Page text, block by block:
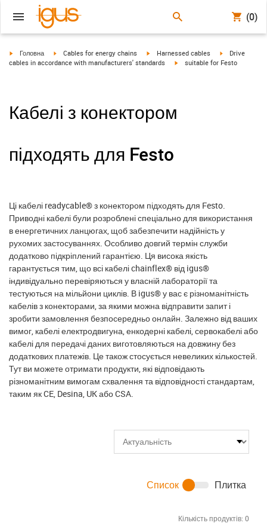
(0)
igus-icon-arrow-right
Головна igus-icon-arrow-right
Cables for energy chains igus-icon-arrow-right
Harnessed cables igus-icon-
Drive
cables in accordance with manufacturers' standards
igus-icon-arrow-right
suitable for Festo
Кабелі з конектором
підходять для Festo
Ці кабелі readycable® з конектором підходять для Festo.
Приводні кабелі були розроблені спеціально для використання
в енергетичних ланцюгах, щоб забезпечити надійність у
рухомих застосуваннях. Особливо довгий термін служби
додатково підкріплений гарантією. Ця висока якість
гарантується тим, що всі кабелі chainflex® від igus®
індивідуально перевіряються у власній лабораторії та
тестуються на мільйони циклів. В igus® у вас є різноманітність
кабелів з конекторами, за якими можна відправити запит і
зробити замовлення безпосередньо онлайн. Залежно від ваших
вимог, кабелі електродвигуна, енкодерні кабелі, сервокабелі або
кабелі для передачі даних виготовляються на довжину без
додаткових платежів. Це також стосується невеликих кількостей.
Тут ви можете отримати продукти, які відповідають
різноманітним вимогам схвалення та відповідності стандартам,
таким як CE, Desina, UK або CSA.
Кількість продуктів: 0
Список Плитка